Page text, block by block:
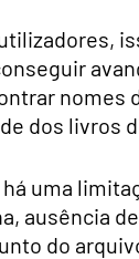
nomes
dos livros
uma
ausência
do